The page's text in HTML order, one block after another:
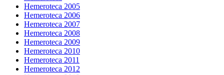
Hemeroteca 2005
Hemeroteca 2006
Hemeroteca 2007
Hemeroteca 2008
Hemeroteca 2009
Hemeroteca 2010
Hemeroteca 2011
Hemeroteca 2012